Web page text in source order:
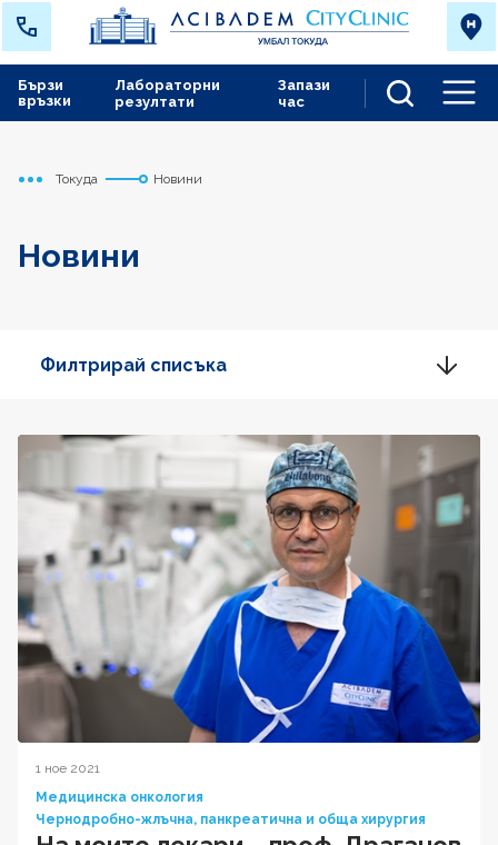
Лабораторни
резултати
Запази
час
Бързи
връзки
Начало
Токуда Новини
Новини
Филтрирай списъка
1 ное 2021
Медицинска онкология
Чернодробно-жлъчна, панкреатична и обща хирургия